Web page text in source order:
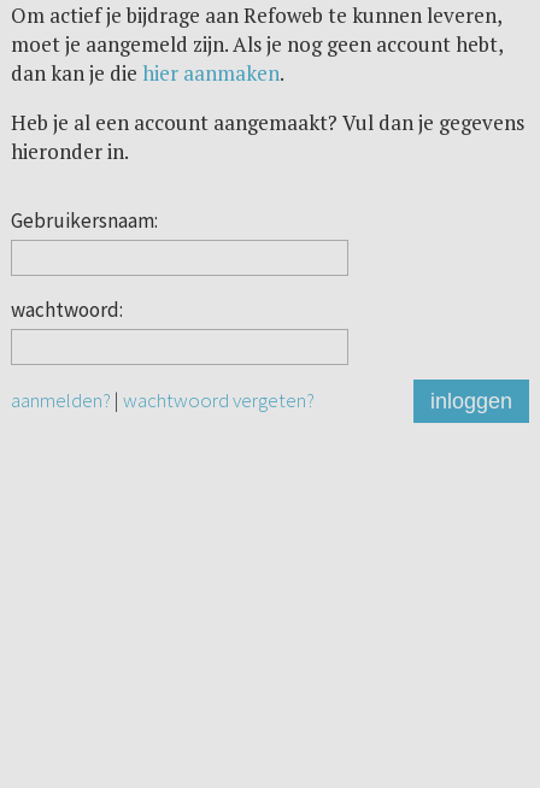
Om actief je bijdrage aan Refoweb te kunnen leveren,
moet je aangemeld zijn. Als je nog geen account hebt,
dan kan je die hier aanmaken.
Heb je al een account aangemaakt? Vul dan je gegevens
hieronder in.
Gebruikersnaam:
wachtwoord:
aanmelden? | wachtwoord vergeten? inloggen